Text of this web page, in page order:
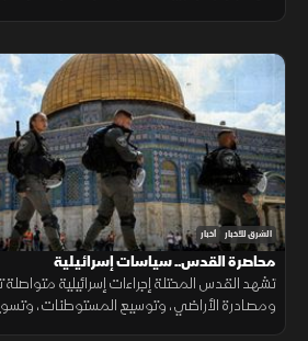
الشرق للأخبار أخبار
محاصرة القدس.. سياسات إسرائيلية
تشهد القدس المحتلة إجراءات إسرائيلية
ومصادرة الأراضي، وتوسيع المستوطنات،